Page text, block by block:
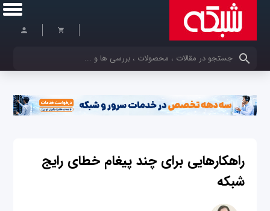
کلمات کلیدی خود را وارد کنید
راهکارهایی برای چند پیغام خطای رایج
شبکه